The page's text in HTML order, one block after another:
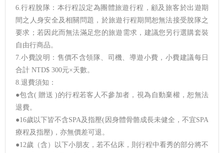
6.行程脫隊：本行程設定為團體旅遊行程，顧及旅客於出遊期
間之人身安全及相關問題，於旅遊行程期間恕無法接受脫隊之
要求；若因此而無法滿足您的旅遊需求，建議您另行選購套裝
自由行商品。
7.小費說明：售價不含領隊、司機、導遊小費，小費建議每日
合計 NTD$ 300元×天數。
8.退費須知：
●包含( 贈送 )的行程若客人不參加者，視為自動棄權，恕無法
退費。
●16歲以下皆不含SPA及指壓(因身體骨骼成長未健全，不宜SPA
療程及指壓)，亦無價差可退。
●12歲（含）以下小朋友，若不佔床，則行程中看秀的部分將不